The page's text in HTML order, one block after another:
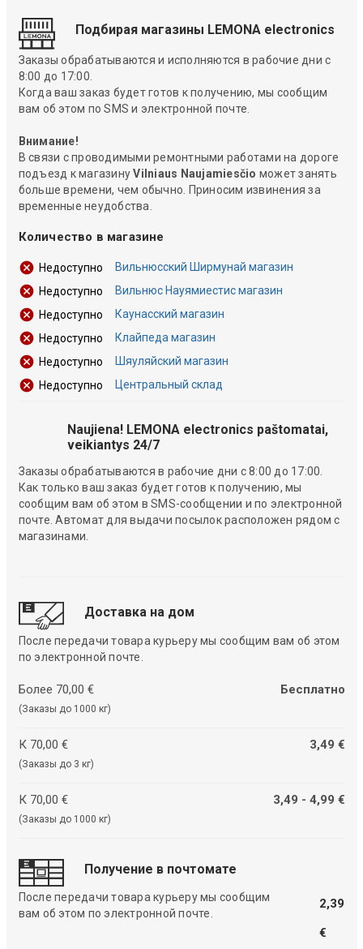
Подбирая магазины LEMONA electronics
Заказы обрабатываются и исполняются в рабочие дни с
8:00 до 17:00.
Когда ваш заказ будет готов к получению, мы сообщим
вам об этом по SMS и электронной почте.
Внимание!
В связи с проводимыми ремонтными работами на дороге
подъезд к магазинуVilniaus Naujamiesčio может занять
больше времени, чем обычно. Приносим извинения за
временные неудобства.
Количество в магазине
Недоступно
Вильнюсский Ширмунай магазин
Недоступно
Вильнюс Науямиестис магазин
Недоступно
Каунасский магазин
Недоступно
Клайпеда магазин
Недоступно
Шяуляйский магазин
Недоступно
Центральный склад
Naujiena! LEMONA electronics paštomatai,
veikiantys 24/7
Заказы обрабатываются в рабочие дни с 8:00 до 17:00.
Как только ваш заказ будет готов к получению, мы
сообщим вам об этом в SMS-сообщении и по электронной
почте. Автомат для выдачи посылок расположен рядом с
магазинами.
Доставка на дом
После передачи товара курьеру мы сообщим вам об этом
по электронной почте.
Более 70,00 €
(Заказы до 1000 кг)
Бесплатно
К 70,00 €
(Заказы до 3 кг)
3,49 €
К 70,00 €
(Заказы до 1000 кг)
3,49 - 4,99 €
Получение в почтомате
После передачи товара курьеру мы сообщим
вам об этом по электронной почте.
2,39
€